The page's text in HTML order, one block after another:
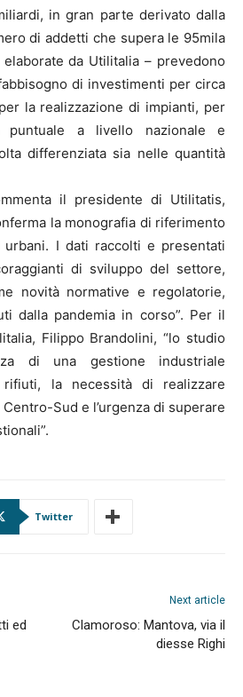
in gran parte derivato dalla
di addetti che supera le 95mila
da Utilitalia – prevedono
di investimenti per circa
la realizzazione di impianti, per
puntuale a livello nazionale e
differenziata sia nelle quantità
il presidente di Utilitatis,
la monografia di riferimento
I dati raccolti e presentati
di sviluppo del settore,
novità normative e regolatorie,
dalla pandemia in corso”. Per il
Filippo Brandolini, “lo studio
di una gestione industriale
la necessità di realizzare
Sud e l’urgenza di superare
Twitter
ed
Next article
Clamoroso: Mantova, via il
diesse Righi